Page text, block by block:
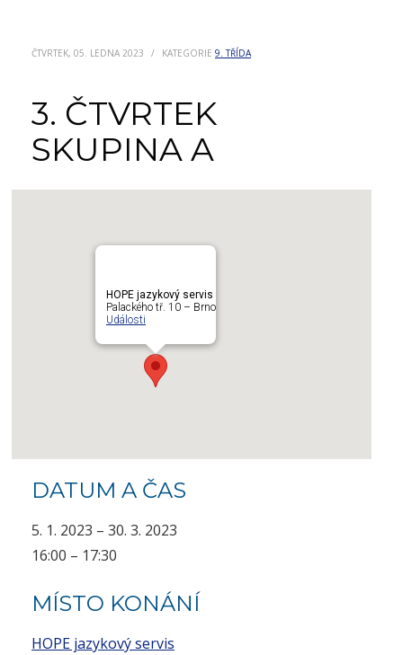
ČTVRTEK, 05. LEDNA 2023 / KATEGORIE 9. TŘÍDA
3. ČTVRTEK
SKUPINA A
HOPE jazykový servis
Palackého tř. 10 – Brno
Události
DATUM A ČAS
5. 1. 2023 – 30. 3. 2023
16:00 – 17:30
MÍSTO KONÁNÍ
HOPE jazykový servis